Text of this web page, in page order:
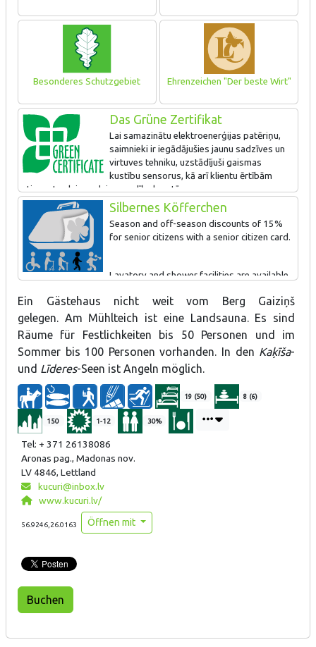
Besonderes Schutzgebiet Ehrenzeichen "Der beste Wirt"
Das Grüne Zertifikat
Lai samazinātu elektroenerģijas patēriņu,
saimnieki ir iegādājušies jaunu sadzīves un
virtuves tehniku, uzstādījuši gaismas
kustību sensorus, kā arī klientu ērtībām
atjaunotas laipas dzirnavu dīķa krastā.
Viesiem piedāvā videi draudzīgas aktivitātes – izbraucienus ar
pašu velosipēdiem. Saimniecībā efektivizēts apgaismojums un
ieviests latvisko kāzu piedāvājums.
Silbernes Köfferchen
Season and off-season discounts of 15%
for senior citizens with a senior citizen card.
Lavatory and shower facilities are available
Ein Gästehaus nicht weit vom Berg Gaiziņš
gelegen. Am Mühlteich ist eine Landsauna. Es sind
Räume für Festlichkeiten bis 50 Personen und im
Sommer bis 100 Personen vorhanden. In den Kaķīša-
und Līderes-Seen ist Angeln möglich.
19 (50) 8 (6)
150 1-12 30%
Tel: + 371 26138086
Aronas pag., Madonas nov.
LV 4846, Lettland
kucuri@inbox.lv
www.kucuri.lv/
56.9246,26.0163 Öffnen mit
Buchen